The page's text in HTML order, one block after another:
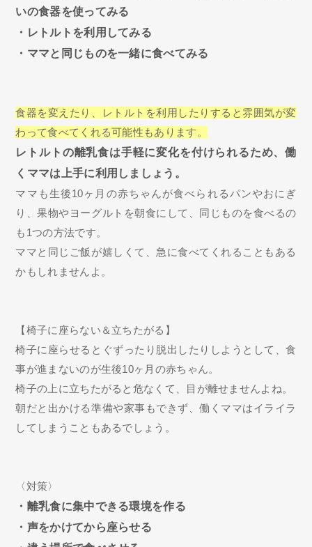
いの食器を使ってみる
・レトルトを利用してみる
・ママと同じものを一緒に食べてみる
食器を変えたり、レトルトを利用したりすると雰囲気が変
わって食べてくれる可能性もあります。
レトルトの離乳食は手軽に変化を付けられるため、働
くママは上手に利用しましょう。
ママも生後10ヶ月の赤ちゃんが食べられるパンやおにぎ
り、果物やヨーグルトを朝食にして、同じものを食べるの
も1つの方法です。
ママと同じご飯が嬉しくて、急に食べてくれることもある
かもしれませんよ。
【椅子に座らない＆立ちたがる】
椅子に座らせるとぐずったり脱出したりしようとして、食
事が進まないのが生後10ヶ月の赤ちゃん。
椅子の上に立ちたがると危なくて、目が離せませんよね。
朝だと出かける準備や家事もできず、働くママはイライラ
してしまうこともあるでしょう。
〈対策〉
・離乳食に集中できる環境を作る
・声をかけてから座らせる